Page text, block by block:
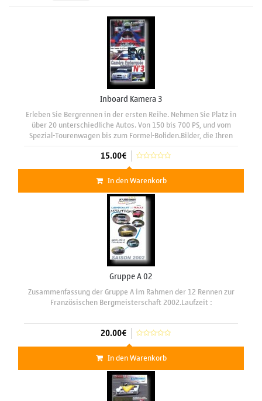
Inboard Kamera 3
Erleben Sie Bergrennen in der ersten Reihe. Nehmen Sie Platz in
über 20 unterschiedliche Autos. Von 150 bis 700 PS, und vom
Spezial-Tourenwagen bis zum Formel-Boliden.Bilder, die Ihren
den Atem rauben werden. Sie sehen 27 Piloten auf 24
15.00€
In den Warenkorb
Gruppe A 02
Zusammenfassung der Gruppe A im Rahmen der 12 Rennen zur
Französischen Bergmeisterschaft 2002.Laufzeit :
20.00€
In den Warenkorb